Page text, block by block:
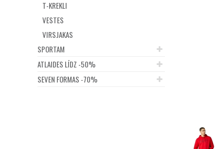
T-KREKLI
VESTES
VIRSJAKAS
SPORTAM
ATLAIDES LĪDZ -50%
SEVEN FORMAS -70%